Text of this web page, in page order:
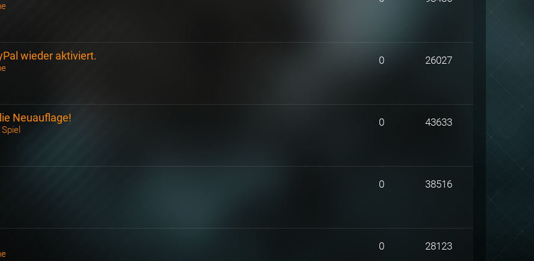
wieder aktiviert. 0 26027
Neuauflage! 0 43633
0 38516
0 28123